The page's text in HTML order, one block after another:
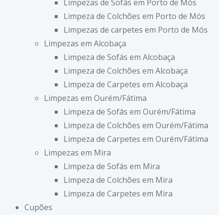
Limpezas de Sofás em Porto de Mós
Limpeza de Colchões em Porto de Mós
Limpezas de carpetes em Porto de Mós
Limpezas em Alcobaça
Limpeza de Sofás em Alcobaça
Limpeza de Colchões em Alcobaça
Limpeza de Carpetes em Alcobaça
Limpezas em Ourém/Fátima
Limpeza de Sofás em Ourém/Fátima
Limpeza de Colchões em Ourém/Fátima
Limpeza de Carpetes em Ourém/Fátima
Limpezas em Mira
Limpeza de Sofás em Mira
Limpeza de Colchões em Mira
Limpeza de Carpetes em Mira
Cupões